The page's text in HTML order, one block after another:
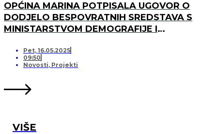
OPĆINA MARINA POTPISALA UGOVOR O
DODJELO BESPOVRATNIH SREDSTAVA S
MINISTARSTVOM DEMOGRAFIJE I
OPREMANJA DJEČJEG IGRALIŠTA U DV
MARINA, PO „KRIJESNICA“U POZORCU
Pet, 16.05.2025
09:50
Novosti, Projekti
VIŠE